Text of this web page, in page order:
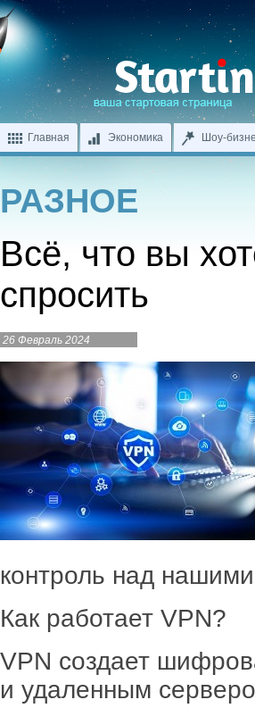
Главная Экономика Шоу-
РАЗНОЕ
Всё, что вы
спросить
26 Февраль 2024
контроль над
Как работает VPN?
VPN создает
и удаленным